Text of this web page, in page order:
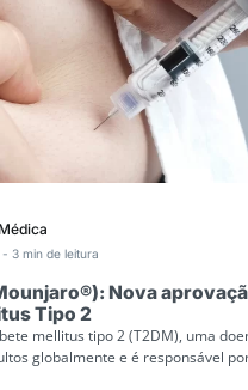
- 3 min de leitura
Nova
Tipo 2
mellitus tipo 2 (T2DM), uma
globalmente e é responsável